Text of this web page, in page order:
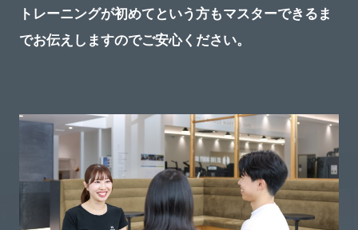
トレーニングが初めてという方もマスターできるま
でお伝えしますのでご安心ください。